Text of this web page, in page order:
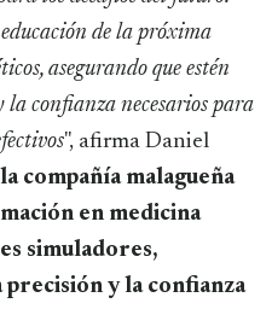
de la próxima
asegurando que estén
la confianza necesarios para
", afirma Daniel
la compañía malagueña
en medicina
simuladores,
y la confianza